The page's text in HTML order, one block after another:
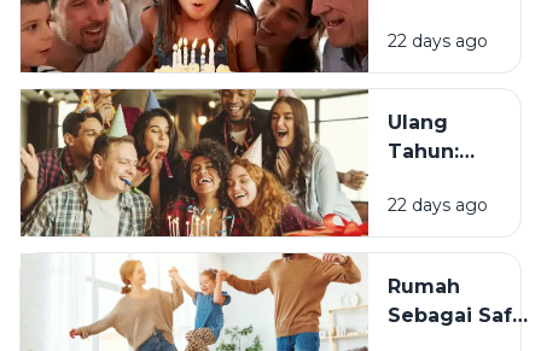
Tradisi
Saat Ulang
22 days ago
Ulang
Tahun:
Momen
Bertambah
Terasa
Istimewa?
22 days ago
Rumah
Sebagai Safe